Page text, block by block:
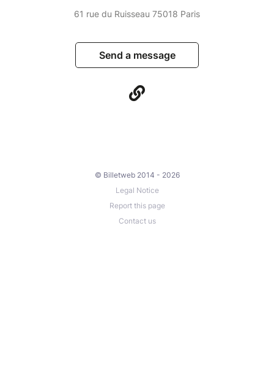
61 rue du Ruisseau 75018 Paris
Send a message
© Billetweb 2014 - 2026
Legal Notice
Report this page
Contact us